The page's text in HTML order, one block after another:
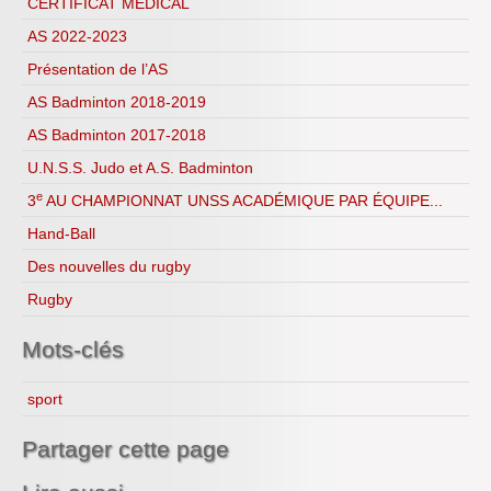
AS 2022-2023
Présentation de l’AS
AS Badminton 2018-2019
AS Badminton 2017-2018
U.N.S.S. Judo et A.S. Badminton
3e AU CHAMPIONNAT UNSS ACADÉMIQUE PAR ÉQUIPE...
Hand-Ball
Des nouvelles du rugby
Rugby
Mots-clés
sport
Partager cette page